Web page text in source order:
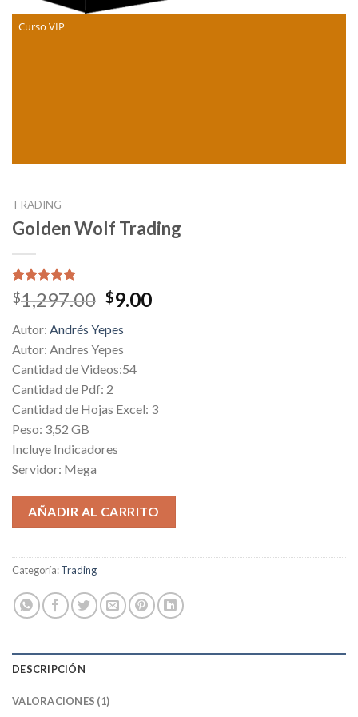
Curso VIP
TRADING
Golden Wolf Trading
Valorado
5.00sobre
en
1
puntuación
de cliente
$1,297.00 Original
was:
$1,297.00.
$9.00Current
Autor: Andrés Yepes
Autor: Andres Yepes
Cantidad de Videos:54
Cantidad de Pdf: 2
Cantidad de Hojas Excel: 3
Peso: 3,52 GB
Incluye Indicadores
Servidor: Mega
AÑADIR AL CARRITO
Categoría:Trading
DESCRIPCIÓN
VALORACIONES (1)